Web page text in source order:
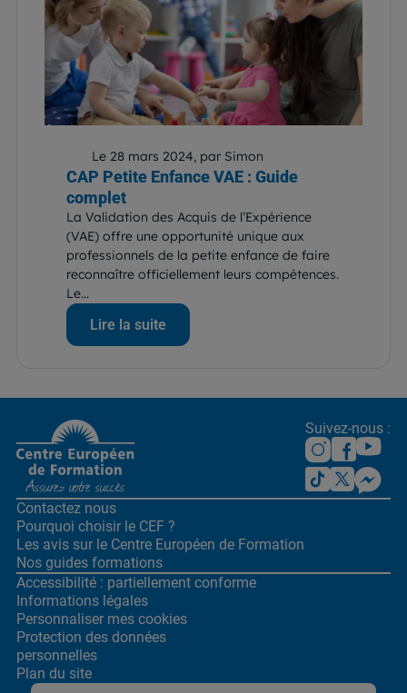
Le 28 mars 2024, par Simon
CAP Petite Enfance VAE : Guide
complet
La Validation des Acquis de l’Expérience
(VAE) offre une opportunité unique aux
professionnels de la petite enfance de faire
reconnaître officiellement leurs compétences.
Le...
Lire la suite
Suivez-nous :
Contactez nous
Pourquoi choisir le CEF ?
Les avis sur le Centre Européen de Formation
Nos guides formations
Accessibilité : partiellement conforme
Informations légales
Personnaliser mes cookies
Protection des données
personnelles
Plan du site